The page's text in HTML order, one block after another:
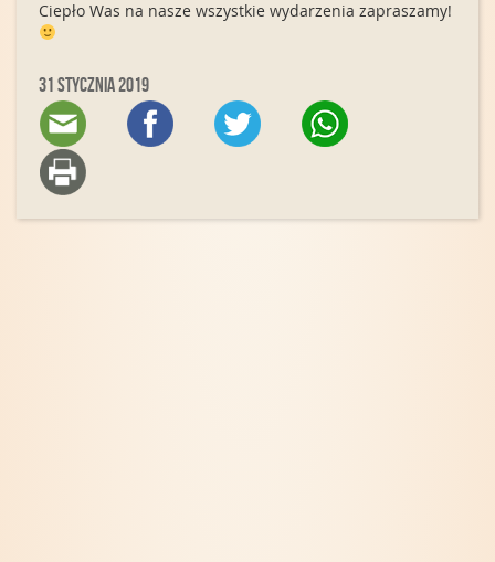
Ciepło Was na nasze wszystkie wydarzenia zapraszamy!
31 stycznia 2019